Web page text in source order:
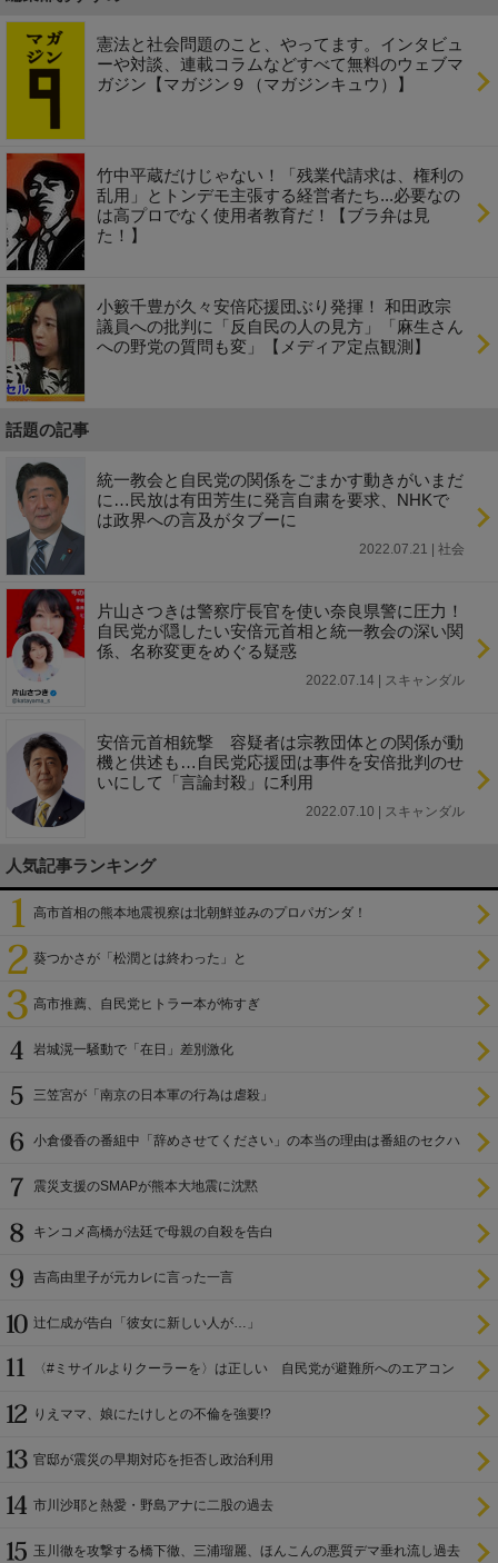
憲法と社会問題のこと、やってます。インタビュ
ーや対談、連載コラムなどすべて無料のウェブマ
ガジン【マガジン９（マガジンキュウ）】
竹中平蔵だけじゃない！「残業代請求は、権利の
乱用」とトンデモ主張する経営者たち...必要なの
は高プロでなく使用者教育だ！【ブラ弁は見
た！】
小籔千豊が久々安倍応援団ぶり発揮！ 和田政宗
議員への批判に「反自民の人の見方」「麻生さん
への野党の質問も変」【メディア定点観測】
話題の記事
統一教会と自民党の関係をごまかす動きがいまだ
に…民放は有田芳生に発言自粛を要求、NHKで
は政界への言及がタブーに
2022.07.21 | 社会
片山さつきは警察庁長官を使い奈良県警に圧力！
自民党が隠したい安倍元首相と統一教会の深い関
係、名称変更をめぐる疑惑
2022.07.14 | スキャンダル
安倍元首相銃撃 容疑者は宗教団体との関係が動
機と供述も…自民党応援団は事件を安倍批判のせ
いにして「言論封殺」に利用
2022.07.10 | スキャンダル
人気記事ランキング
高市首相の熊本地震視察は北朝鮮並みのプロパガンダ！
葵つかさが「松潤とは終わった」と
高市推薦、自民党ヒトラー本が怖すぎ
岩城滉一騒動で「在日」差別激化
三笠宮が「南京の日本軍の行為は虐殺」
小倉優香の番組中「辞めさせてください」の本当の理由は番組のセクハ
震災支援のSMAPが熊本大地震に沈黙
キンコメ高橋が法廷で母親の自殺を告白
吉高由里子が元カレに言った一言
辻仁成が告白「彼女に新しい人が…」
〈#ミサイルよりクーラーを〉は正しい 自民党が避難所へのエアコン
りえママ、娘にたけしとの不倫を強要!?
官邸が震災の早期対応を拒否し政治利用
市川沙耶と熱愛・野島アナに二股の過去
玉川徹を攻撃する橋下徹、三浦瑠麗、ほんこんの悪質デマ垂れ流し過去